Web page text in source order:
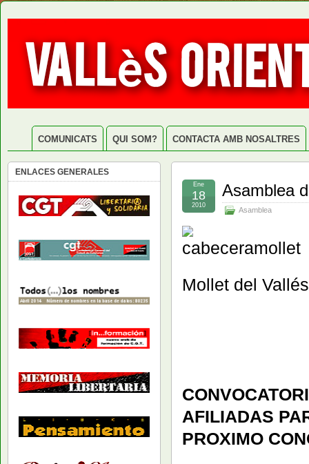
COMUNICATS QUI SOM? CONTACTA AMB NOSALTRES
Asamblea
Asamblea
Ene
18
2010
Mollet del
AFILIADAS
PROXIMO
ENLACES GENERALES